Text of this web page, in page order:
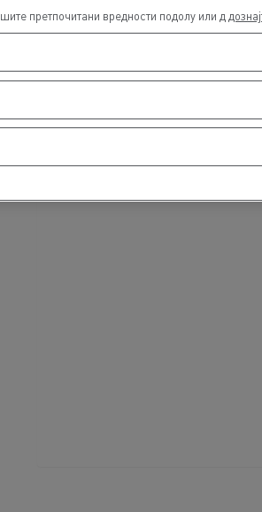
Локација
претпочитани вредности подолу или д